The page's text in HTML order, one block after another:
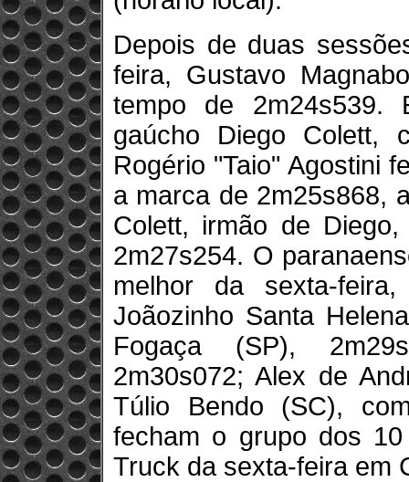
Depois de duas
feira, Gustavo
tempo de 2m24s539.
gaúcho Diego Colett,
Rogério "Taio" Agostini
a marca de 2m25s868,
Colett, irmão de
2m27s254. O
melhor da sexta-
Joãozinho Santa
Fogaça (SP),
2m30s072; Alex de
Túlio Bendo (SC),
fecham o grupo dos
Truck da sexta-feira em